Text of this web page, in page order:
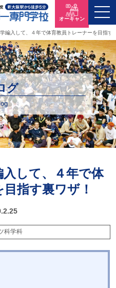
編入して、４年で体育教員トレーナーを目指す
オーキャン
グ
して、４年で体
指す裏ワザ！
科学科